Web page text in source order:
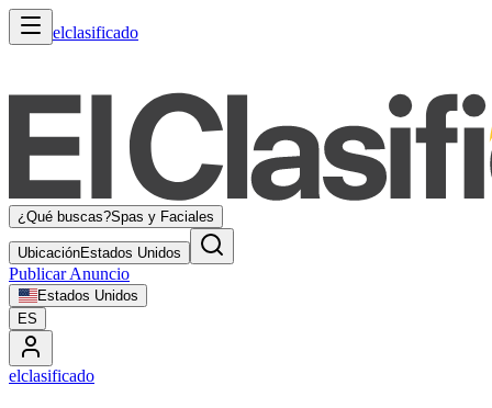
elclasificado
¿Qué buscas?Spas y Faciales
UbicaciónEstados Unidos
Publicar Anuncio
Estados Unidos
ES
elclasificado